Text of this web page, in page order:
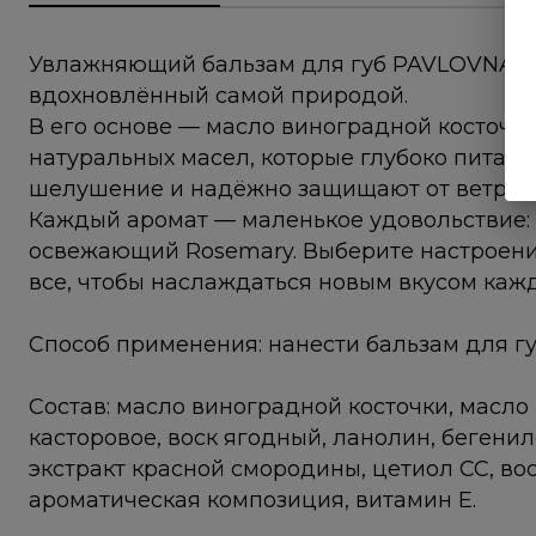
Увлажняющий бальзам для губ PAVLOVNA
вдохновлённый самой природой.
В его основе — масло виноградной
натуральных масел, которые глубоко
шелушение и надёжно защищают от ветра,
Каждый аромат — маленькое удовольствие:
освежающий Rosemary. Выберите
все, чтобы наслаждаться новым вкусом
Способ применения: нанести бальзам для
Состав: масло виноградной косточки,
касторовое, воск ягодный, ланолин,
экстракт красной смородины, цетиол СС,
ароматическая композиция, витамин Е.